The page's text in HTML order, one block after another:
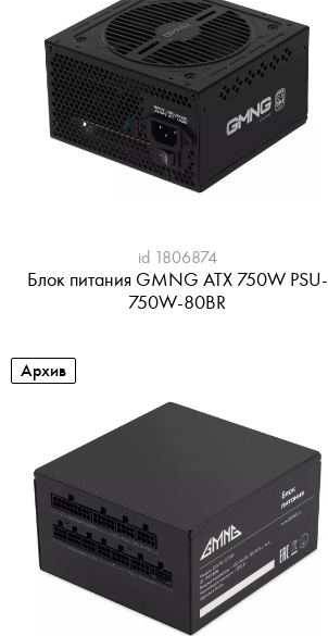
id 1806874
Блок питания GMNG ATX 750W PSU-
750W-80BR
Архив